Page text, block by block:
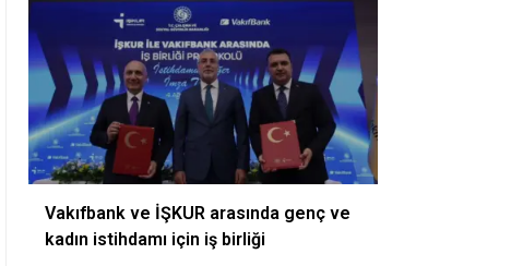
Vakıfbank ve İŞKUR arasında genç ve
kadın istihdamı için iş birliği